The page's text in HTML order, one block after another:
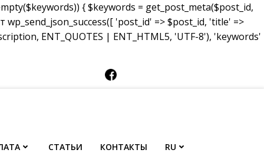
{ $keywords = get_post_meta($post_id,
'post_id' => $post_id, 'title' =>
ENT_QUOTES | ENT_HTML5, 'UTF-8'), 'keywords'
СТАТЬИ КОНТАКТЫ RU